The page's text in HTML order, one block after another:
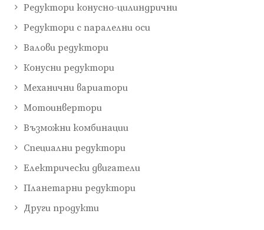
Редуктори конусно-цилиндрични
Редуктори с паралелни оси
Валови редуктори
Конусни редуктори
Механични вариатори
Мотоинвертори
Възможни комбинации
Специални редуктори
Електрически двигатели
Планетарни редуктори
Други продукти